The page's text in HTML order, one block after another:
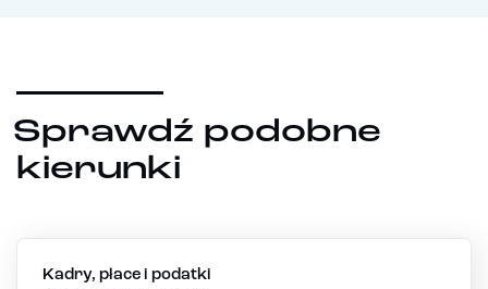
Sprawdź podobne
kierunki
Kadry, płace i podatki